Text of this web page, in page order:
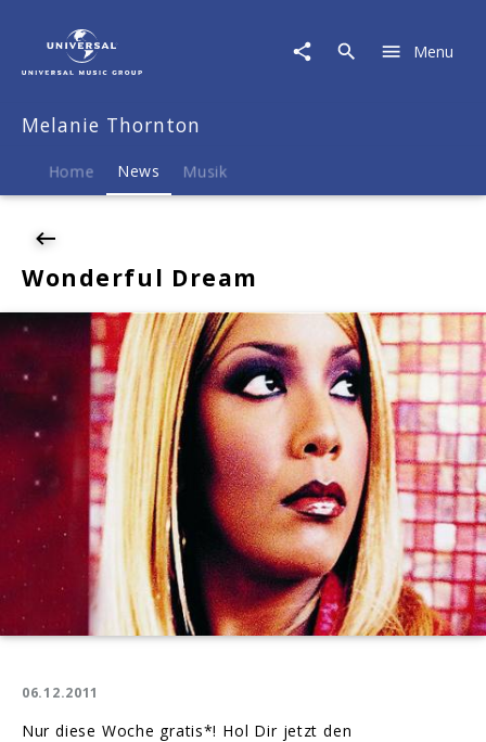
Thornton
News
Wonderful
Menu
Melanie Thornton
Home News Musik
Wonderful Dream
06.12.2011
Nur diese Woche gratis*! Hol Dir jetzt den